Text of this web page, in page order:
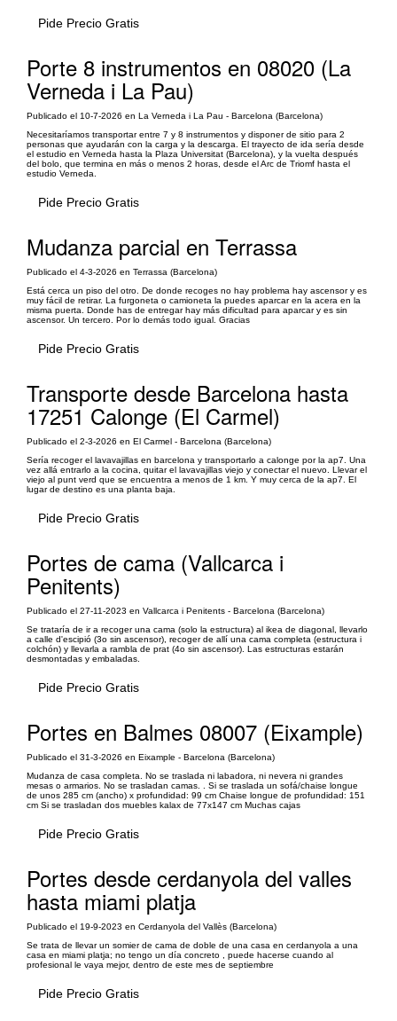
Pide Precio Gratis
Porte 8 instrumentos en 08020 (La
Verneda i La Pau)
Publicado el 10-7-2026 en La Verneda i La Pau - Barcelona (Barcelona)
Necesitaríamos transportar entre 7 y 8 instrumentos y disponer de sitio para 2
personas que ayudarán con la carga y la descarga. El trayecto de ida sería desde
el estudio en Verneda hasta la Plaza Universitat (Barcelona), y la vuelta después
del bolo, que termina en más o menos 2 horas, desde el Arc de Triomf hasta el
estudio Verneda.
Pide Precio Gratis
Mudanza parcial en Terrassa
Publicado el 4-3-2026 en Terrassa (Barcelona)
Está cerca un piso del otro. De donde recoges no hay problema hay ascensor y es
muy fácil de retirar. La furgoneta o camioneta la puedes aparcar en la acera en la
misma puerta. Donde has de entregar hay más dificultad para aparcar y es sin
ascensor. Un tercero. Por lo demás todo igual. Gracias
Pide Precio Gratis
Transporte desde Barcelona hasta
17251 Calonge (El Carmel)
Publicado el 2-3-2026 en El Carmel - Barcelona (Barcelona)
Sería recoger el lavavajillas en barcelona y transportarlo a calonge por la ap7. Una
vez allá entrarlo a la cocina, quitar el lavavajillas viejo y conectar el nuevo. Llevar el
viejo al punt verd que se encuentra a menos de 1 km. Y muy cerca de la ap7. El
lugar de destino es una planta baja.
Pide Precio Gratis
Portes de cama (Vallcarca i
Penitents)
Publicado el 27-11-2023 en Vallcarca i Penitents - Barcelona (Barcelona)
Se trataría de ir a recoger una cama (solo la estructura) al ikea de diagonal, llevarlo
a calle d'escipió (3o sin ascensor), recoger de allí una cama completa (estructura i
colchón) y llevarla a rambla de prat (4o sin ascensor). Las estructuras estarán
desmontadas y embaladas.
Pide Precio Gratis
Portes en Balmes 08007 (Eixample)
Publicado el 31-3-2026 en Eixample - Barcelona (Barcelona)
Mudanza de casa completa. No se traslada ni labadora, ni nevera ni grandes
mesas o armarios. No se trasladan camas. . Si se traslada un sofá/chaise longue
de unos 285 cm (ancho) x profundidad: 99 cm Chaise longue de profundidad: 151
cm Si se trasladan dos muebles kalax de 77x147 cm Muchas cajas
Pide Precio Gratis
Portes desde cerdanyola del valles
hasta miami platja
Publicado el 19-9-2023 en Cerdanyola del Vallès (Barcelona)
Se trata de llevar un somier de cama de doble de una casa en cerdanyola a una
casa en miami platja; no tengo un día concreto , puede hacerse cuando al
profesional le vaya mejor, dentro de este mes de septiembre
Pide Precio Gratis